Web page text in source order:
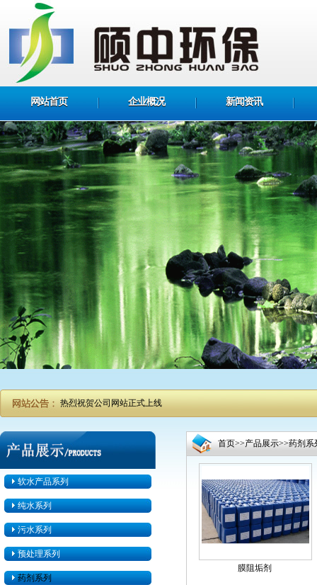
网站首页 企业概况 新闻资讯
热烈祝贺公司网站正式上线
软水产品系列
纯水系列
污水系列
预处理系列
药剂系列
首页>>产品展示>>药剂系
膜阻垢剂